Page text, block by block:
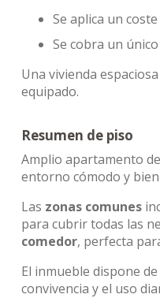
Se aplica un
Se cobra un
Una vivienda
equipado.
Resumen de piso
Amplio apartamento de
entorno cómodo y
Las zonas comunes
para cubrir todas las
comedor, perfecta
El inmueble dispone de
convivencia y el uso